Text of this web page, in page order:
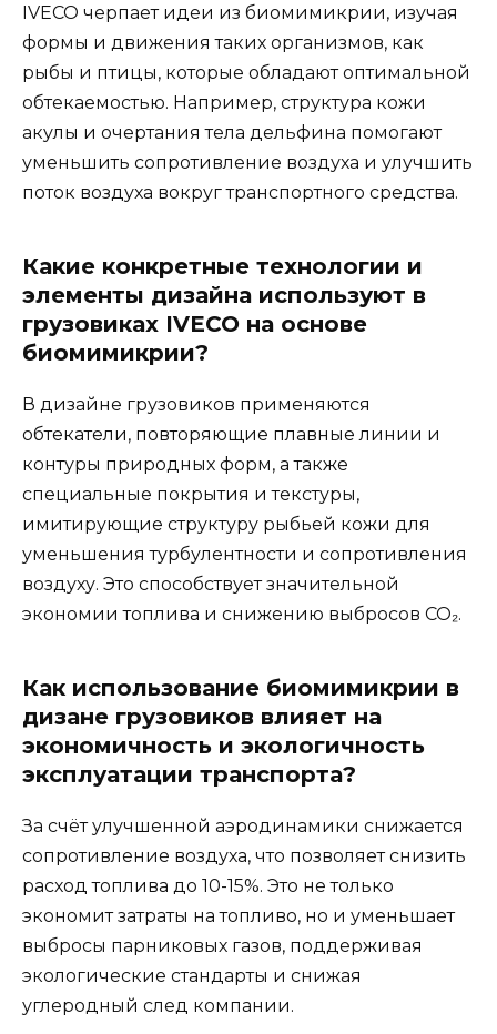
IVECO черпает идеи из биомимикрии, изучая
формы и движения таких организмов, как
рыбы и птицы, которые обладают оптимальной
обтекаемостью. Например, структура кожи
акулы и очертания тела дельфина помогают
уменьшить сопротивление воздуха и улучшить
поток воздуха вокруг транспортного средства.
Какие конкретные технологии и
элементы дизайна используют в
грузовиках IVECO на основе
биомимикрии?
В дизайне грузовиков применяются
обтекатели, повторяющие плавные линии и
контуры природных форм, а также
специальные покрытия и текстуры,
имитирующие структуру рыбьей кожи для
уменьшения турбулентности и сопротивления
воздуху. Это способствует значительной
экономии топлива и снижению выбросов CO₂.
Как использование биомимикрии в
дизанe грузовиков влияет на
экономичность и экологичность
эксплуатации транспорта?
За счёт улучшенной аэродинамики снижается
сопротивление воздуха, что позволяет снизить
расход топлива до 10-15%. Это не только
экономит затраты на топливо, но и уменьшает
выбросы парниковых газов, поддерживая
экологические стандарты и снижая
углеродный след компании.